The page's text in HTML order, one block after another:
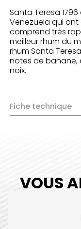
Santa Teresa
Venezuela qui ont
comprend très
meilleur rhum du
rhum Santa
notes de banane,
noix.
Fiche technique
VOUS